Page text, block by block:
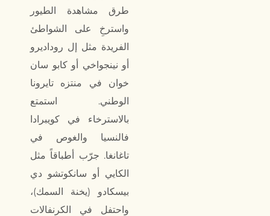
طرق مشاهدة الطيور
واسترخِ على الشواطئ
الفريدة مثل إل روداديرو
أو نينجواخي أو كابو سان
خوان في منتزه تايرونا
الوطني. استمتع
بالاسترخاء في كويبرادا
فالنسيا والغوص في
تاغانغا. جرّب أطباقاً مثل
الكايي أو سانكوتشو دي
بيسكادو (يخنة السمك)،
واحتفل في الكرنفالات